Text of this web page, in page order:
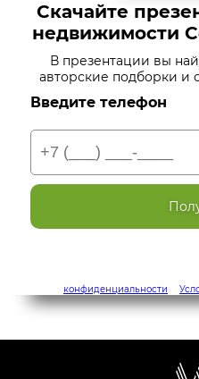
Скачайте
недвижимости
В презентации вы
авторские подборки и
Введите телефон
конфиденциальности